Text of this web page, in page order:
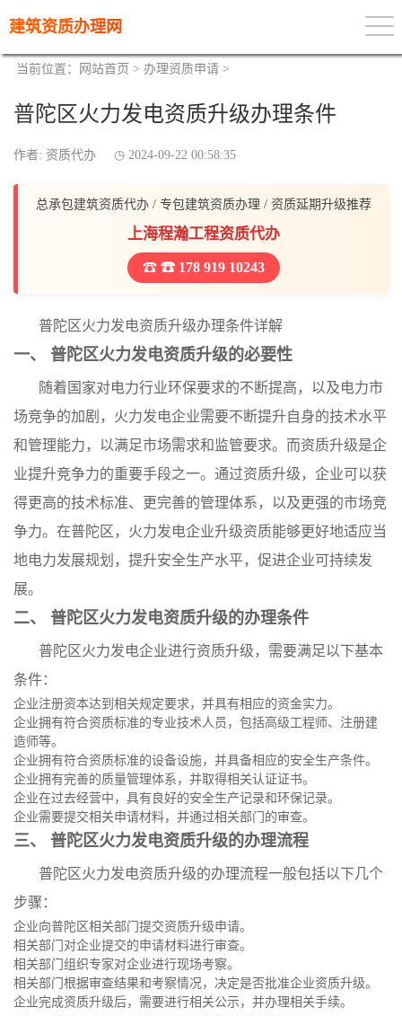
建筑资质办理网
当前位置： 网站首页 > 办理资质申请 >
普陀区火力发电资质升级办理条件
作者: 资质代办 2024-09-22 00:58:35
总承包建筑资质代办 / 专包建筑资质办理 / 资质延期升级推荐
上海程瀚工程资质代办
☎ 178 919 10243
普陀区火力发电资质升级办理条件详解
一、 普陀区火力发电资质升级的必要性
随着国家对电力行业环保要求的不断提高，以及电力市
场竞争的加剧，火力发电企业需要不断提升自身的技术水平
和管理能力，以满足市场需求和监管要求。而资质升级是企
业提升竞争力的重要手段之一。通过资质升级，企业可以获
得更高的技术标准、更完善的管理体系，以及更强的市场竞
争力。在普陀区，火力发电企业升级资质能够更好地适应当
地电力发展规划，提升安全生产水平，促进企业可持续发
展。
二、 普陀区火力发电资质升级的办理条件
普陀区火力发电企业进行资质升级，需要满足以下基本
条件：
企业注册资本达到相关规定要求，并具有相应的资金实力。
企业拥有符合资质标准的专业技术人员，包括高级工程师、注册建
造师等。
企业拥有符合资质标准的设备设施，并具备相应的安全生产条件。
企业拥有完善的质量管理体系，并取得相关认证证书。
企业在过去经营中，具有良好的安全生产记录和环保记录。
企业需要提交相关申请材料，并通过相关部门的审查。
三、 普陀区火力发电资质升级的办理流程
普陀区火力发电资质升级的办理流程一般包括以下几个
步骤：
企业向普陀区相关部门提交资质升级申请。
相关部门对企业提交的申请材料进行审查。
相关部门组织专家对企业进行现场考察。
相关部门根据审查结果和考察情况，决定是否批准企业资质升级。
企业完成资质升级后，需要进行相关公示，并办理相关手续。